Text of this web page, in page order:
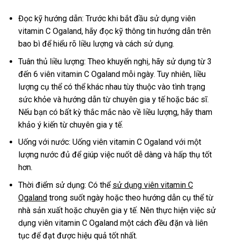
Đọc kỹ hướng dẫn: Trước khi bắt đầu sử dụng viên
vitamin C Ogaland, hãy đọc kỹ thông tin hướng dẫn trên
bao bì để hiểu rõ liều lượng và cách sử dụng.
Tuân thủ liều lượng: Theo khuyến nghị, hãy sử dụng từ 3
đến 6 viên vitamin C Ogaland mỗi ngày. Tuy nhiên, liều
lượng cụ thể có thể khác nhau tùy thuộc vào tình trạng
sức khỏe và hướng dẫn từ chuyên gia y tế hoặc bác sĩ.
Nếu bạn có bất kỳ thắc mắc nào về liều lượng, hãy tham
khảo ý kiến ​​từ chuyên gia y tế.
Uống với nước: Uống viên vitamin C Ogaland với một
lượng nước đủ để giúp việc nuốt dễ dàng và hấp thụ tốt
hơn.
Thời điểm sử dụng: Có thể sử dụng viên vitamin C
Ogalandtrong suốt ngày hoặc theo hướng dẫn cụ thể từ
nhà sản xuất hoặc chuyên gia y tế. Nên thực hiện việc sử
dụng viên vitamin C Ogaland một cách đều đặn và liên
tục để đạt được hiệu quả tốt nhất.